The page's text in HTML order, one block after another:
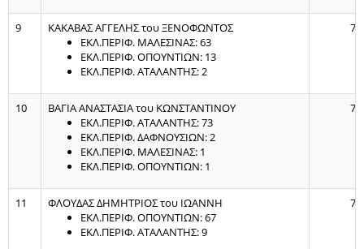
9
ΚΑΚΑΒΑΣ ΑΓΓΕΛΗΣ του ΞΕΝΟΦΩΝΤΟΣ
ΕΚΛ.ΠΕΡΙΦ. ΜΑΛΕΣΙΝΑΣ: 63
ΕΚΛ.ΠΕΡΙΦ. ΟΠΟΥΝΤΙΩΝ: 13
ΕΚΛ.ΠΕΡΙΦ. ΑΤΑΛΑΝΤΗΣ: 2
78
10
ΒΑΓΙΑ ΑΝΑΣΤΑΣΙΑ του ΚΩΝΣΤΑΝΤΙΝΟΥ
ΕΚΛ.ΠΕΡΙΦ. ΑΤΑΛΑΝΤΗΣ: 73
ΕΚΛ.ΠΕΡΙΦ. ΔΑΦΝΟΥΣΙΩΝ: 2
ΕΚΛ.ΠΕΡΙΦ. ΜΑΛΕΣΙΝΑΣ: 1
ΕΚΛ.ΠΕΡΙΦ. ΟΠΟΥΝΤΙΩΝ: 1
77
11
ΦΛΟΥΔΑΣ ΔΗΜΗΤΡΙΟΣ του ΙΩΑΝΝΗ
ΕΚΛ.ΠΕΡΙΦ. ΟΠΟΥΝΤΙΩΝ: 67
ΕΚΛ.ΠΕΡΙΦ. ΑΤΑΛΑΝΤΗΣ: 9
76